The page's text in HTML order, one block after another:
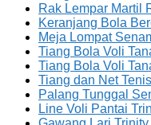
Rak Lempar Martil
Keranjang Bola
Meja Lompat
Tiang Bola Voli
Tiang Bola Voli
Tiang dan Net
Palang Tunggal
Line Voli Pantai